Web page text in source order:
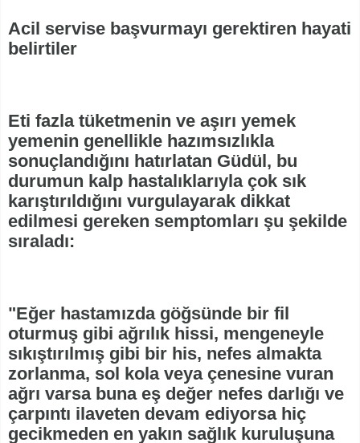
Acil servise başvurmayı gerektiren hayati
belirtiler
Eti fazla tüketmenin ve aşırı yemek
yemenin genellikle hazımsızlıkla
sonuçlandığını hatırlatan Güdül, bu
durumun kalp hastalıklarıyla çok sık
karıştırıldığını vurgulayarak dikkat
edilmesi gereken semptomları şu şekilde
sıraladı:
"Eğer hastamızda göğsünde bir fil
oturmuş gibi ağrılık hissi, mengeneyle
sıkıştırılmış gibi bir his, nefes almakta
zorlanma, sol kola veya çenesine vuran
ağrı varsa buna eş değer nefes darlığı ve
çarpıntı ilaveten devam ediyorsa hiç
gecikmeden en yakın sağlık kuruluşuna